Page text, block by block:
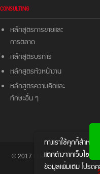
CONSULTING
หลักสูตรการขายและ
การตลาด
หลักสูตรบริการ
หลักสูตรหัวหน้างาน
หลักสูตรความคิดและ
ทักษะอื่น ๆ
© 2017 HIPO - HIPO
ทางเราใช้คุกกี้สําห
แตกต่างจากเว็บไซต์อื่
ข้อมูลเพิ่มเติม โปร